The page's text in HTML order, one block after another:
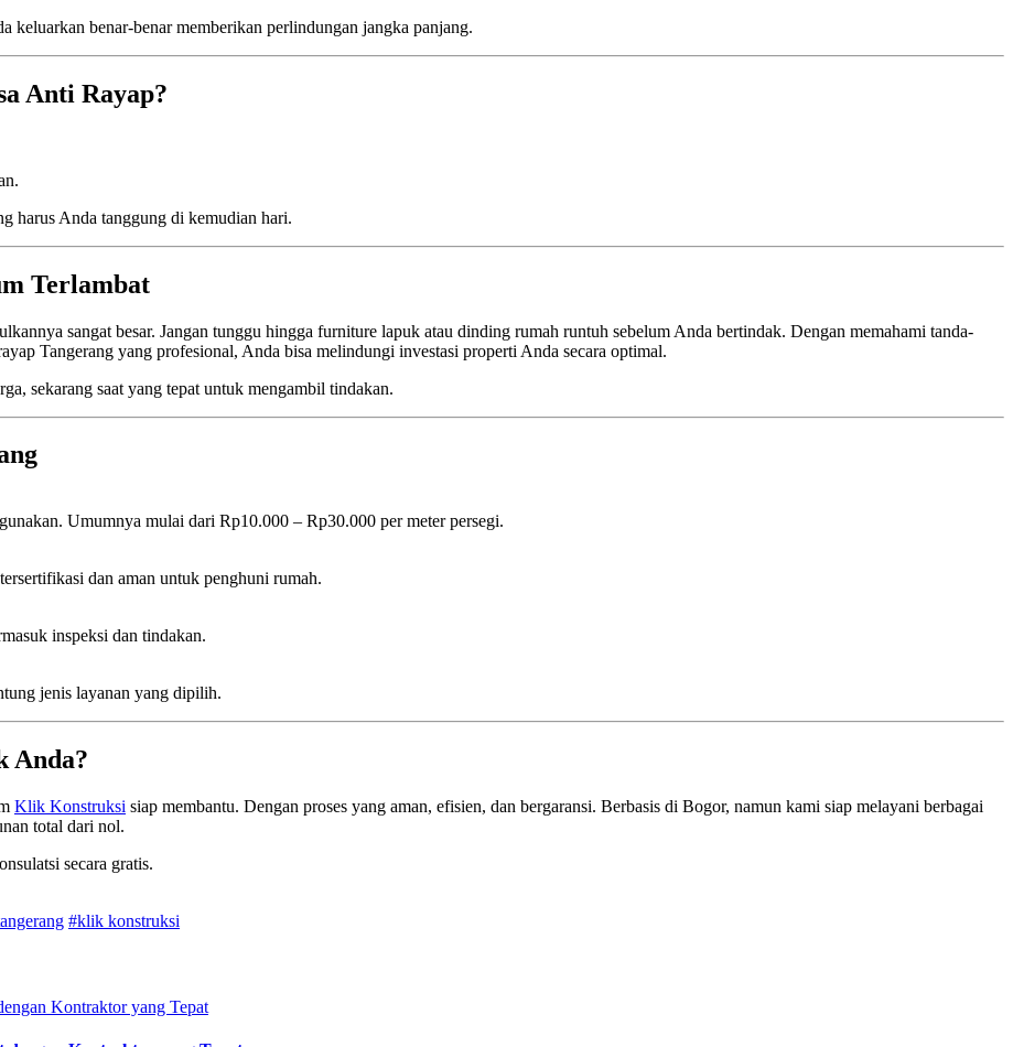
keluarkan benar-benar memberikan perlindungan jangka panjang.
Anti Rayap?
harus Anda tanggung di kemudian hari.
Terlambat
sangat besar. Jangan tunggu hingga furniture lapuk atau dinding rumah runtuh sebelum Anda bertindak. Dengan memahami tanda-
Tangerang yang profesional, Anda bisa melindungi investasi properti Anda secara optimal.
sekarang saat yang tepat untuk mengambil tindakan.
Umumnya mulai dari Rp10.000 – Rp30.000 per meter persegi.
dan aman untuk penghuni rumah.
inspeksi dan tindakan.
jenis layanan yang dipilih.
Anda?
Klik Konstruksi siap membantu. Dengan proses yang aman, efisien, dan bergaransi. Berbasis di Bogor, namun kami siap melayani berbagai
total dari nol.
secara gratis.
#klik konstruksi